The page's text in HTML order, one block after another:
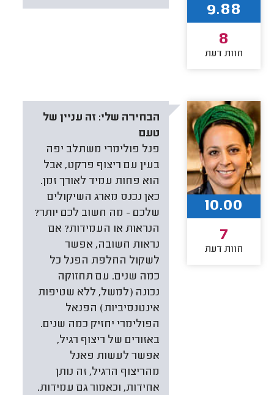
9.88
8
חוות דעת
הבחירה שלי: זה עניין של
טעם
פנל פולימרי משתלב יפה
בעין עם ריצוף פרקט, אבל
הוא פחות עמיד לאורך זמן.
כאן נכנס מארג השיקולים
שלכם - מה חשוב לכם יותר?
הנראות או העמידות? אם
נראות חשובה, אפשר
לשקול החלפת הפנל כל
כמה שנים. עם תחזוקה
נכונה (למשל, ללא שטיפות
אינטנסיביות) הפנאל
הפולימרי יחזיק כמה שנים.
באזורים של ריצוף רגיל,
אפשר לעשות פאנל
מהריצוף הרגיל, זה נותן
אחידות, וכאמור גם עמידות.
10.00
7
חוות דעת